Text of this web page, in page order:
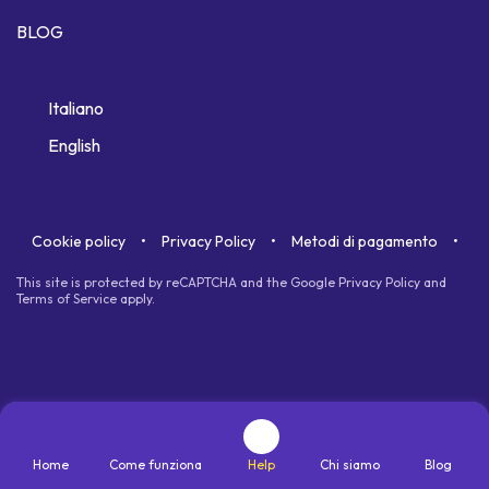
Home Come funziona Help Chi siamo Blog
BLOG
Italiano
English
Cookie policy Privacy Policy Metodi di pagamento
This site is protected by reCAPTCHA and the Google Privacy Policy and
Terms of Service apply.